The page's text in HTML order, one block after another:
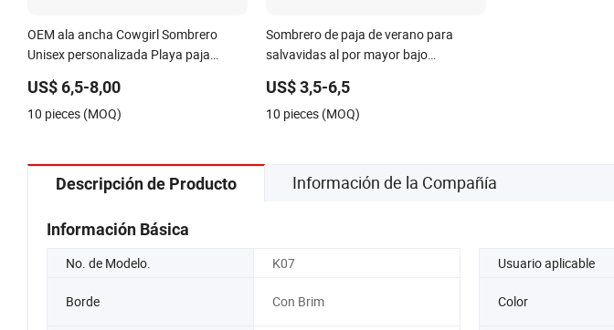
OEM ala ancha Cowgirl Sombrero
Unisex personalizada Playa paja
Chapeau Mayoristas Señoras Cowboy
pajas
US$ 6,5-8,00
10 pieces (MOQ)
Sombrero de paja de verano para
salvavidas al por mayor bajo
sombrero de playa con logo, sombrero
de paja para surfistas
US$ 3,5-6,5
10 pieces (MOQ)
Descripción de Producto Información de la Compañía
Información Básica
No. de Modelo. K07 Usuario aplicable
Borde Con Brim Color